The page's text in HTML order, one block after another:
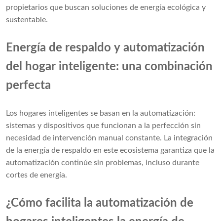
propietarios que buscan soluciones de energía ecológica y
sustentable.
Energía de respaldo y automatización
del hogar inteligente: una combinación
perfecta
Los hogares inteligentes se basan en la automatización:
sistemas y dispositivos que funcionan a la perfección sin
necesidad de intervención manual constante. La integración
de la energía de respaldo en este ecosistema garantiza que la
automatización continúe sin problemas, incluso durante
cortes de energía.
¿Cómo facilita la automatización de